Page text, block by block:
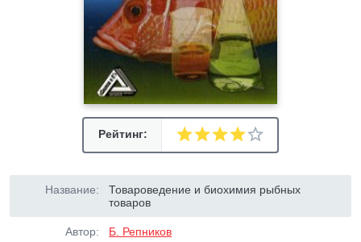
Рейтинг:
Название:
Товароведение и биохимия рыбных
товаров
Автор: Б. Репников